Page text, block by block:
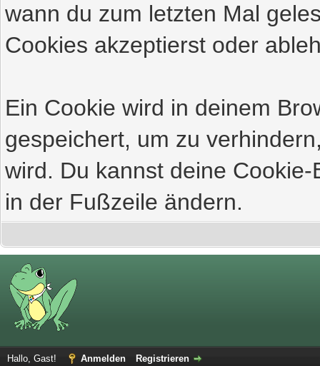
wann du zum letzten Mal
Cookies akzeptierst oder
Ein Cookie wird in deinem
gespeichert, um zu
wird. Du kannst deine
in der Fußzeile ändern.
Hallo, Gast! Anmelden Registrieren